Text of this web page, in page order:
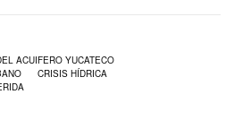
ACUIFERO YUCATECO
CRISIS HÍDRICA